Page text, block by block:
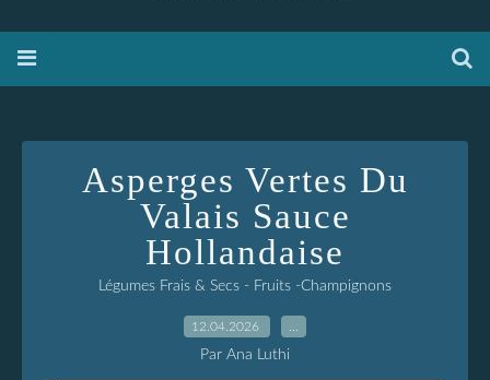
Asperges Vertes Du
Valais Sauce
Hollandaise
Légumes Frais & Secs - Fruits -Champignons
12.04.2026
Par Ana Luthi